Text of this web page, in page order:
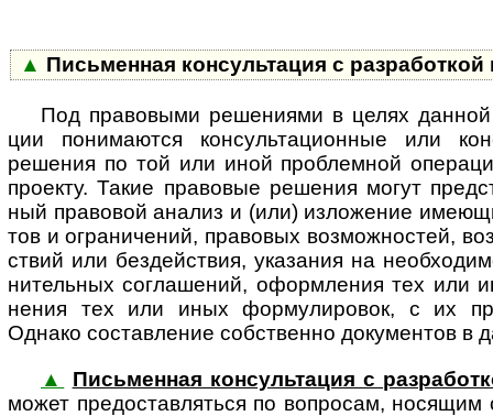
▲ Письменная консультация с
Под правовыми решениями в целях
ции пони­ма­ются кон­суль­та­ци­он­ные или
реше­ния по той или иной проб­лем­ной
про­екту. Такие пра­во­вые реше­ния могут
ный пра­во­вой ана­лиз и (или) изло­же­ние
тов и огра­ни­че­ний, пра­во­вых воз­мож­нос­тей,
ст­вий или без­дей­ст­вия, ука­за­ния на
ни­тель­ных согла­ше­ний, оформ­ле­ния тех или
не­ния тех или иных фор­му­ли­ро­вок, с их
Однако состав­ле­ние соб­ст­венно доку­мен­тов в
▲
Письменная консультация с
может пре­до­став­ля­ться по воп­ро­сам,